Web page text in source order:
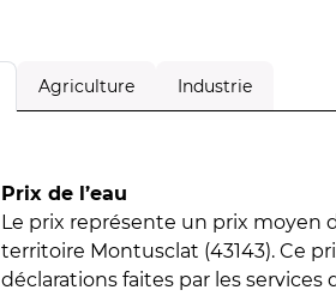
Agriculture Industrie
Prix de l’eau
Le prix représente un prix moyen
territoire Montusclat (43143). Ce
déclarations faites par les services